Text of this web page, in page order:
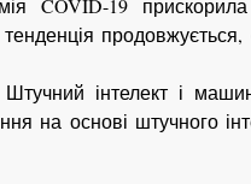
COVID-19 прискорила
інтелект і
на основі штучного